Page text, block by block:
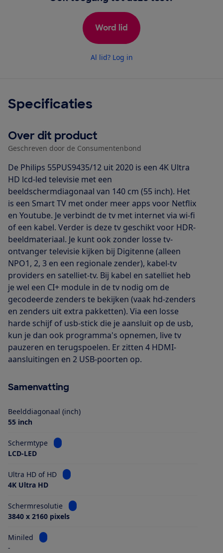
Word lid
Al lid? Log in
Specificaties
Over dit product
Geschreven door de Consumentenbond
De Philips 55PUS9435/12 uit 2020 is een 4K Ultra
HD lcd-led televisie met een
beeldschermdiagonaal van 140 cm (55 inch). Het
is een Smart TV met onder meer apps voor Netflix
en Youtube. Je verbindt de tv met internet via wi-fi
of een kabel. Verder is deze tv geschikt voor HDR-
beeldmateriaal. Je kunt ook zonder losse tv-
ontvanger televisie kijken bij Digitenne (alleen
NPO1, 2, 3 en een regionale zender), kabel-tv
providers en satelliet-tv. Bij kabel en satelliet heb
je wel een CI+ module in de tv nodig om de
gecodeerde zenders te bekijken (vaak hd-zenders
en zenders uit extra pakketten). Via een losse
harde schijf of usb-stick die je aansluit op de usb,
kun je dan ook programma's opnemen, live tv
pauzeren en terugspoelen. Er zitten 4 HDMI-
aansluitingen en 2 USB-poorten op.
Samenvatting
Beelddiagonaal (inch)
55 inch
Schermtype
Bekijk informatie voor Schermtype
LCD-LED
Ultra HD of HD
Bekijk informatie voor Ultra HD of HD
4K Ultra HD
Schermresolutie
Bekijk informatie voor Schermresolutie
3840 x 2160 pixels
Miniled
Bekijk informatie voor Miniled
-